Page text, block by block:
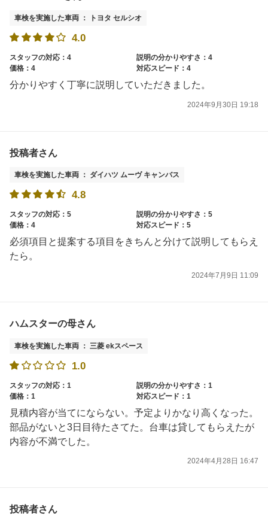
車検を実施した車両 ： トヨタ セルシオ
4.0
スタッフの対応：4
説明の分かりやすさ：4
価格：4
対応スピード：4
分かりやすく丁寧に説明していただきました。
2024年9月30日 19:18
投稿者さん
車検を実施した車両 ： ダイハツ ムーヴ キャンバス
4.8
スタッフの対応：5
説明の分かりやすさ：5
価格：4
対応スピード：5
必須項目と提案する項目をきちんと分けて説明してもらえ
たら。
2024年7月9日 11:09
ハムスターの母さん
車検を実施した車両 ： 三菱 ekスペース
1.0
スタッフの対応：1
説明の分かりやすさ：1
価格：1
対応スピード：1
見積内容が当てにならない。予定よりかなり高くなった。
部品がないと3日目待たさてた。台車は貸してもらえたが
内容が不満でした。
2024年4月28日 16:47
投稿者さん